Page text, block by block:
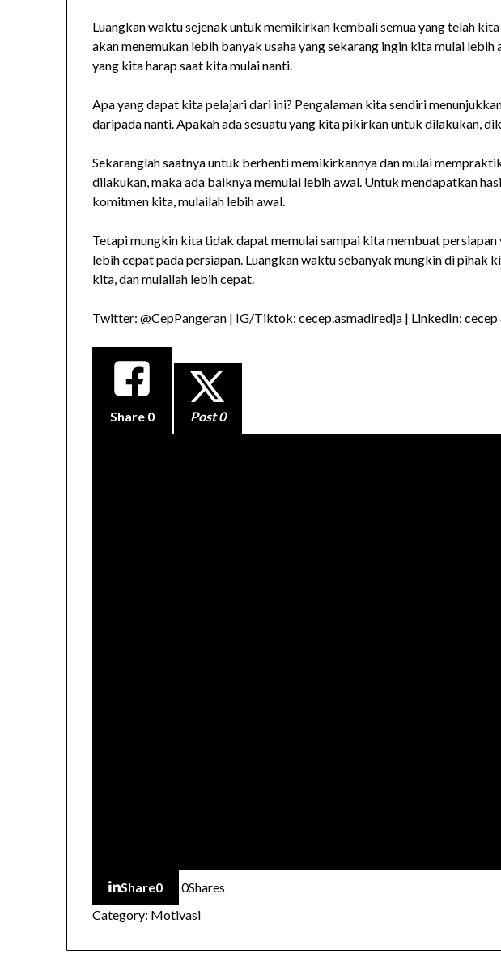
Luangkan waktu sejenak untuk memikirkan kembali semua yang telah
akan menemukan lebih banyak usaha yang sekarang ingin kita mulai lebih
yang kita harap saat kita mulai nanti.
Apa yang dapat kita pelajari dari ini? Pengalaman kita sendiri
daripada nanti. Apakah ada sesuatu yang kita pikirkan untuk dilakukan,
Sekaranglah saatnya untuk berhenti memikirkannya dan mulai
dilakukan, maka ada baiknya memulai lebih awal. Untuk mendapatkan
komitmen kita, mulailah lebih awal.
Tetapi mungkin kita tidak dapat memulai sampai kita membuat persiapan
lebih cepat pada persiapan. Luangkan waktu sebanyak mungkin di pihak
kita, dan mulailah lebih cepat.
Twitter: @CepPangeran | IG/Tiktok: cecep.asmadiredja | LinkedIn: cecep
Share 0 Post 0
Share0 0Shares
Category: Motivasi